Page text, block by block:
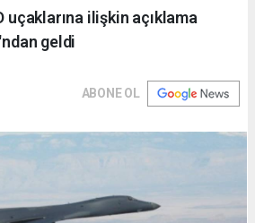
uçaklarına ilişkin açıklama
geldi
ABONE OL